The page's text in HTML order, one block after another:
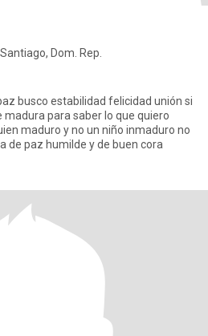
Dom. Rep.
busco estabilidad felicidad unión si
para saber lo que quiero
maduro y no un niño inmaduro no
de paz humilde y de buen cora